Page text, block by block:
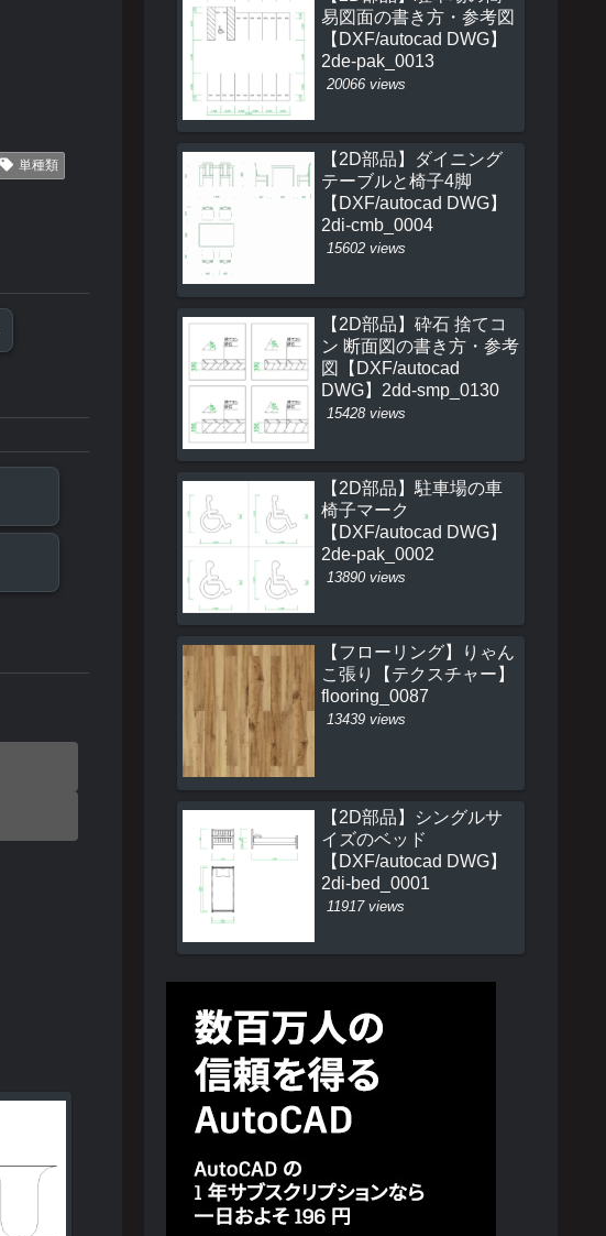
単種類
易図面の書き方・参考図
【DXF/autocad DWG】
2de-pak_0013
20066 views
【2D部品】ダイニング
テーブルと椅子4脚
【DXF/autocad DWG】
2di-cmb_0004
15602 views
【2D部品】砕石 捨てコ
ン 断面図の書き方・参考
図【DXF/autocad
DWG】2dd-smp_0130
15428 views
【2D部品】駐車場の車
椅子マーク
【DXF/autocad DWG】
2de-pak_0002
13890 views
【フローリング】りゃん
こ張り【テクスチャー】
flooring_0087
13439 views
【2D部品】シングルサ
イズのベッド
【DXF/autocad DWG】
2di-bed_0001
11917 views